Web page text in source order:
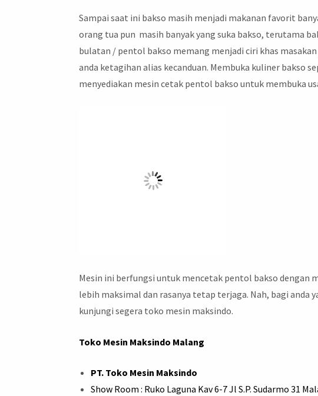
Sampai saat ini bakso masih menjadi makanan favorit
orang tua pun masih banyak yang suka bakso, terutama
bulatan / pentol bakso memang menjadi ciri khas
anda ketagihan alias kecanduan. Membuka kuliner bakso
menyediakan mesin cetak pentol bakso untuk membuka
Mesin ini berfungsi untuk mencetak pentol bakso dengan
lebih maksimal dan rasanya tetap terjaga. Nah, bagi
kunjungi segera toko mesin maksindo.
Toko Mesin Maksindo Malang
PT. Toko Mesin Maksindo
Show Room : Ruko Laguna Kav 6-7 Jl S.P. Sudarmo 31